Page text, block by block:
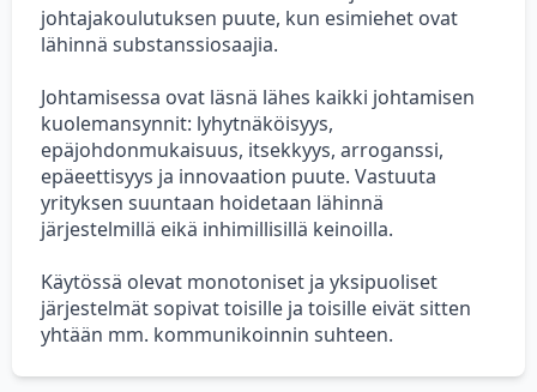
johtajakoulutuksen puute, kun esimiehet ovat
lähinnä substanssiosaajia.
Johtamisessa ovat läsnä lähes kaikki johtamisen
kuolemansynnit: lyhytnäköisyys,
epäjohdonmukaisuus, itsekkyys, arroganssi,
epäeettisyys ja innovaation puute. Vastuuta
yrityksen suuntaan hoidetaan lähinnä
järjestelmillä eikä inhimillisillä keinoilla.
Käytössä olevat monotoniset ja yksipuoliset
järjestelmät sopivat toisille ja toisille eivät sitten
yhtään mm. kommunikoinnin suhteen.